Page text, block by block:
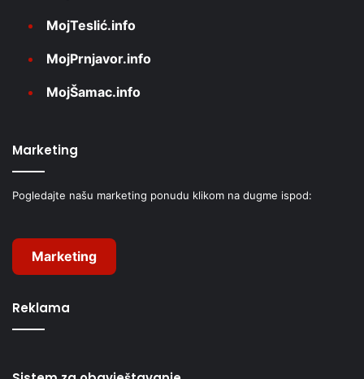
MojTeslić.info
MojPrnjavor.info
MojŠamac.info
Marketing
Pogledajte našu marketing ponudu klikom na dugme ispod:
Marketing
Reklama